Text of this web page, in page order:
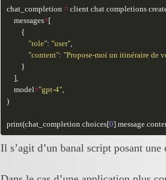
chat_completion = client. chat. completions.
messages=[
{
"role": "user",
"content": "Propose-moi un itinéraire de
}
],
model="gpt-4",
)
print(chat_completion choices[0]. message.
Il s’agit d’un banal script posant